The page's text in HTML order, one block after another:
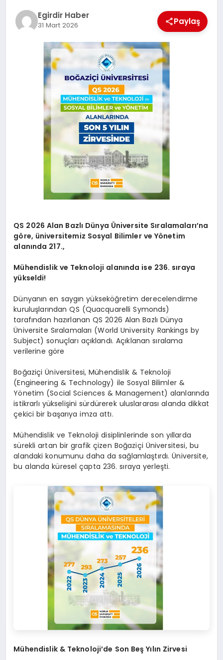
Egirdir Haber
31 Mart 2026 Paylaş
QS 2026 Alan Bazlı Dünya Üniversite Sıralamaları’na
göre, üniversitemiz Sosyal Bilimler ve Yönetim
alanında 217.,
Mühendislik ve Teknoloji alanında ise 236. sıraya
yükseldi!
Dünyanın en saygın yükseköğretim derecelendirme
kuruluşlarından QS (Quacquarelli Symonds)
tarafından hazırlanan QS 2026 Alan Bazlı Dünya
Üniversite Sıralamaları (World University Rankings by
Subject) sonuçları açıklandı. Açıklanan sıralama
verilerine göre
Boğaziçi Üniversitesi, Mühendislik & Teknoloji
(Engineering & Technology) ile Sosyal Bilimler &
Yönetim (Social Sciences & Management) alanlarında
istikrarlı yükselişini sürdürerek uluslararası alanda dikkat
çekici bir başarıya imza attı.
Mühendislik ve Teknoloji disiplinlerinde son yıllarda
sürekli artan bir grafik çizen Boğaziçi Üniversitesi, bu
alandaki konumunu daha da sağlamlaştırdı. Üniversite,
bu alanda küresel çapta 236. sıraya yerleşti.
Mühendislik & Teknoloji’de Son Beş Yılın Zirvesi